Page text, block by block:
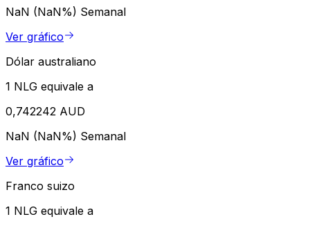
NaN (NaN%) Semanal
Ver gráfico
Dólar australiano
1 NLG equivale a
0,742242 AUD
NaN (NaN%) Semanal
Ver gráfico
Franco suizo
1 NLG equivale a